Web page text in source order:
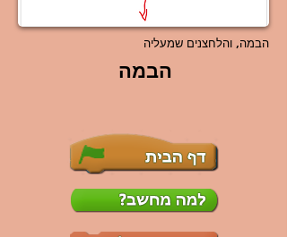
הבמה, והלחצנים שמעליה
הבמה